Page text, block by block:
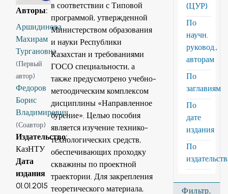
Авторы:
Аршидинова
Махирам
Тургановна
(Первый
автор)
Федоров
Борис
Владимирович
(Соавтор)
Издательство:
КазНТУ
Дата
издания
01.01.2015
в соответствии с Типовой
программой, утвержденной
Министерством образования
и науки Республики
Казахстан и требованиями
ГОСО специальности, а
также предусмотрено учебно-
метоодическим комплексом
дисциплины «Направленное
бурение». Целью пособия
является изучение технико-
технологических средств,
обеспечивающих проходку
скважины по проектной
траектории. Для закрепления
теоретического материала,
(ЦУР)
По
научн.
руковод.,
авторам
По
заглавиям
По
дате
издания
По
Фильтр,